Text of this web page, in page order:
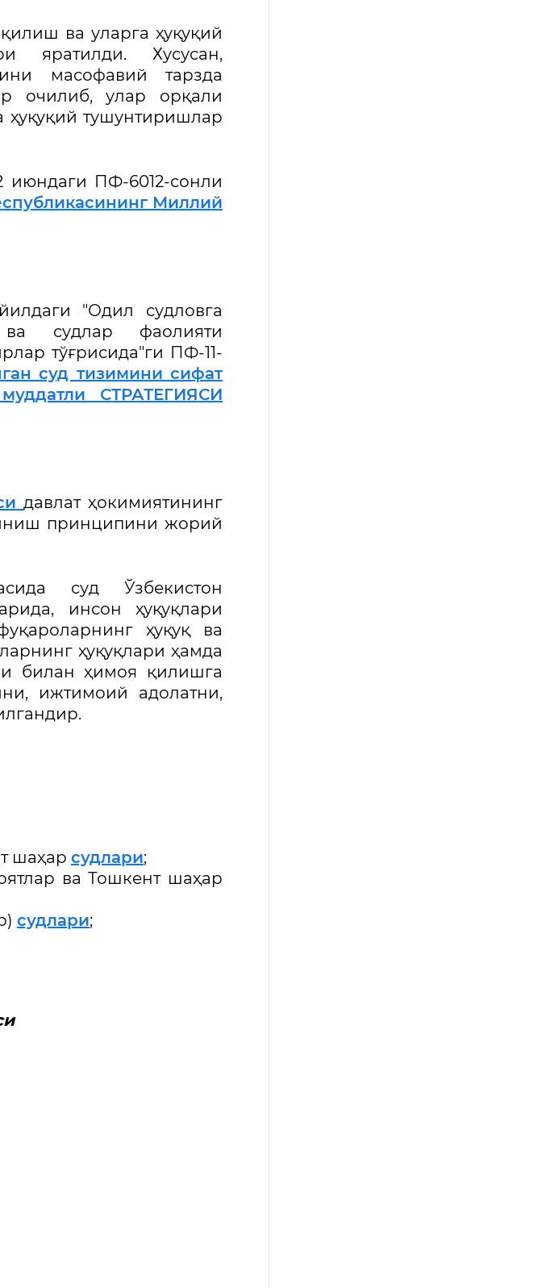
ва уларга ҳуқуқий
яратилди. Хусусан,
масофавий тарзда
очилиб, улар орқали
ҳуқуқий тушунтиришлар
июндаги ПФ-6012-сонли
Миллий
"Одил судловга
судлар фаолияти
тўғрисида"ги ПФ-11-
суд тизимини сифат
СТРАТЕГИЯСИ
давлат ҳокимиятининг
принципини жорий
суд Ўзбекистон
инсон ҳуқуқлари
ҳуқуқ ва
ҳуқуқлари ҳамда
билан ҳимоя қилишга
ижтимоий адолатни,
шаҳар судлари;
ва Тошкент шаҳар
судлари;